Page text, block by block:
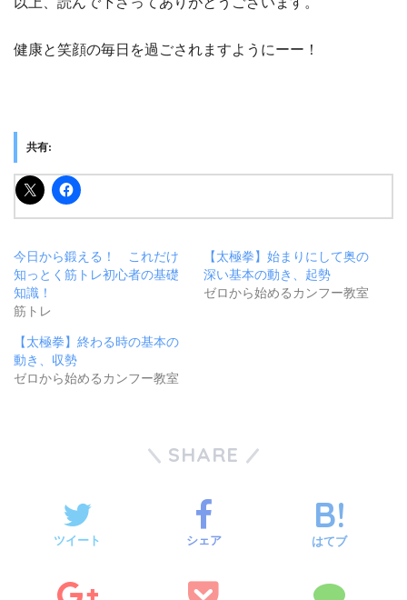
健康と笑顔の毎日を過ごされますようにーー！
共有:
今日から鍛える！ これだけ
知っとく筋トレ初心者の基礎
知識！
筋トレ
【太極拳】始まりにして奥の
深い基本の動き、起勢
ゼロから始めるカンフー教室
【太極拳】終わる時の基本の
動き、収勢
ゼロから始めるカンフー教室
SHARE
ツイート シェア はてブ